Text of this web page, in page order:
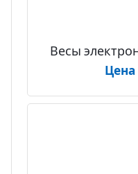
Весы
Цена